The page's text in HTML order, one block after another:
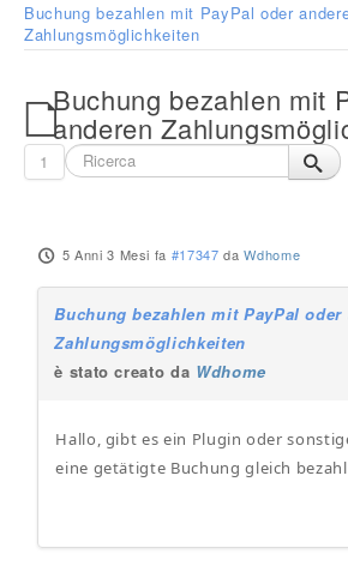
Buchung bezahlen mit PayPal oder
Zahlungsmöglichkeiten
Buchung bezahlen mit
anderen
1
5 Anni 3 Mesi fa #17347 daWdhome
Buchung bezahlen mit PayPal oder
Zahlungsmöglichkeiten
è stato creato da Wdhome
Hallo, gibt es ein Plugin oder
eine getätigte Buchung gleich